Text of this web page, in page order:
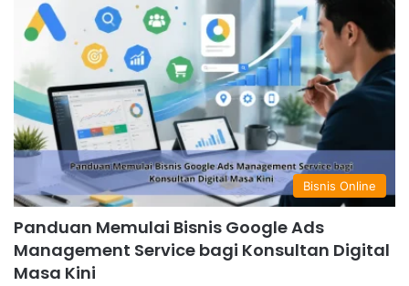
Bisnis Online
Panduan Memulai Bisnis Google Ads
Management Service bagi Konsultan Digital
Masa Kini